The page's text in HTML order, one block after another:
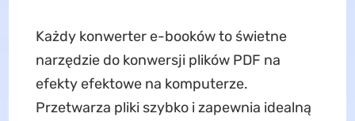
Każdy konwerter e-booków to świetne
narzędzie do konwersji plików PDF na
efekty efektowe na komputerze.
Przetwarza pliki szybko i zapewnia idealną